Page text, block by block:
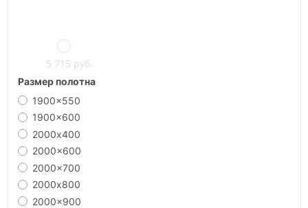
5 715 руб.
Размер полотна
1900x550
1900x600
2000х400
2000x600
2000x700
2000х800
2000x900